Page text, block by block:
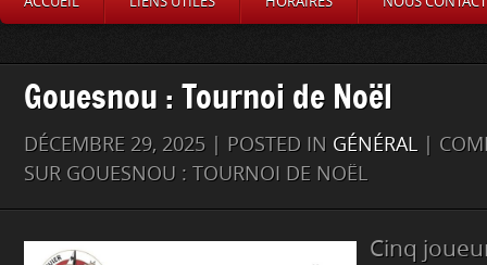
Gouesnou : Tournoi de Noël
DÉCEMBRE 29, 2025 | POSTED IN GÉNÉRAL
SUR GOUESNOU : TOURNOI DE NOËL
Cinq